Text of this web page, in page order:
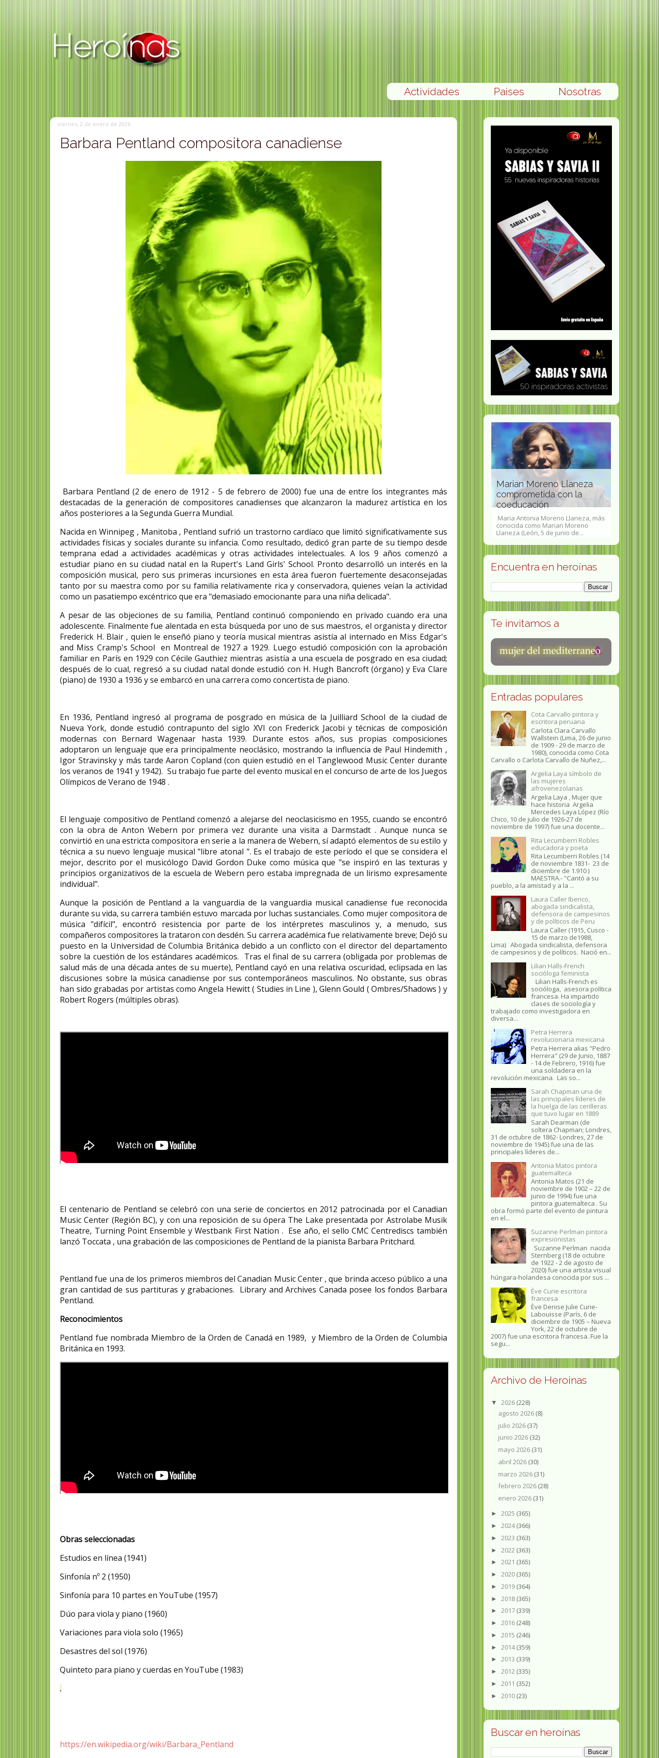
Nosotras
Paises
Actividades
viernes, 2 de enero de 2026
Barbara Pentland compositora canadiense
Barbara Pentland (2 de enero de 1912 - 5 de febrero de 2000) fue una de entre los integrantes más
destacadas de la generación de compositores canadienses que alcanzaron la madurez artística en los
años posteriores a la Segunda Guerra Mundial.
Nacida en Winnipeg , Manitoba , Pentland sufrió un trastorno cardíaco que limitó significativamente sus
actividades físicas y sociales durante su infancia. Como resultado, dedicó gran parte de su tiempo desde
temprana edad a actividades académicas y otras actividades intelectuales. A los 9 años comenzó a
estudiar piano en su ciudad natal en la Rupert's Land Girls' School. Pronto desarrolló un interés en la
composición musical, pero sus primeras incursiones en esta área fueron fuertemente desaconsejadas
tanto por su maestra como por su familia relativamente rica y conservadora, quienes veían la actividad
como un pasatiempo excéntrico que era "demasiado emocionante para una niña delicada".
A pesar de las objeciones de su familia, Pentland continuó componiendo en privado cuando era una
adolescente. Finalmente fue alentada en esta búsqueda por uno de sus maestros, el organista y director
Frederick H. Blair , quien le enseñó piano y teoría musical mientras asistía al internado en Miss Edgar's
and Miss Cramp's School en Montreal de 1927 a 1929. Luego estudió composición con la aprobación
familiar en París en 1929 con Cécile Gauthiez mientras asistía a una escuela de posgrado en esa ciudad;
después de lo cual, regresó a su ciudad natal donde estudió con H. Hugh Bancroft (órgano) y Eva Clare
(piano) de 1930 a 1936 y se embarcó en una carrera como concertista de piano.
En 1936, Pentland ingresó al programa de posgrado en música de la Juilliard School de la ciudad de
Nueva York, donde estudió contrapunto del siglo XVI con Frederick Jacobi y técnicas de composición
modernas con Bernard Wagenaar hasta 1939. Durante estos años, sus propias composiciones
adoptaron un lenguaje que era principalmente neoclásico, mostrando la influencia de Paul Hindemith ,
Igor Stravinsky y más tarde Aaron Copland (con quien estudió en el Tanglewood Music Center durante
los veranos de 1941 y 1942). Su trabajo fue parte del evento musical en el concurso de arte de los Juegos
Olímpicos de Verano de 1948 .
El lenguaje compositivo de Pentland comenzó a alejarse del neoclasicismo en 1955, cuando se encontró
con la obra de Anton Webern por primera vez durante una visita a Darmstadt . Aunque nunca se
convirtió en una estricta compositora en serie a la manera de Webern, sí adaptó elementos de su estilo y
técnica a su nuevo lenguaje musical "libre atonal ". Es el trabajo de este período el que se considera el
mejor, descrito por el musicólogo David Gordon Duke como música que "se inspiró en las texturas y
principios organizativos de la escuela de Webern pero estaba impregnada de un lirismo expresamente
individual".
Aunque la posición de Pentland a la vanguardia de la vanguardia musical canadiense fue reconocida
durante su vida, su carrera también estuvo marcada por luchas sustanciales. Como mujer compositora de
música "difícil", encontró resistencia por parte de los intérpretes masculinos y, a menudo, sus
compañeros compositores la trataron con desdén. Su carrera académica fue relativamente breve; Dejó su
puesto en la Universidad de Columbia Británica debido a un conflicto con el director del departamento
sobre la cuestión de los estándares académicos. Tras el final de su carrera (obligada por problemas de
salud más de una década antes de su muerte), Pentland cayó en una relativa oscuridad, eclipsada en las
discusiones sobre la música canadiense por sus contemporáneos masculinos. No obstante, sus obras
han sido grabadas por artistas como Angela Hewitt ( Studies in Line ), Glenn Gould ( Ombres/Shadows ) y
Robert Rogers (múltiples obras).
El centenario de Pentland se celebró con una serie de conciertos en 2012 patrocinada por el Canadian
Music Center (Región BC), y con una reposición de su ópera The Lake presentada por Astrolabe Musik
Theatre, Turning Point Ensemble y Westbank First Nation . Ese año, el sello CMC Centrediscs también
lanzó Toccata , una grabación de las composiciones de Pentland de la pianista Barbara Pritchard.
Pentland fue una de los primeros miembros del Canadian Music Center , que brinda acceso público a una
gran cantidad de sus partituras y grabaciones. Library and Archives Canada posee los fondos Barbara
Pentland.
Reconocimientos
Pentland fue nombrada Miembro de la Orden de Canadá en 1989, y Miembro de la Orden de Columbia
Británica en 1993.
Obras seleccionadas
Estudios en línea (1941)
Sinfonía nº 2 (1950)
Sinfonía para 10 partes en YouTube (1957)
Dúo para viola y piano (1960)
Variaciones para viola solo (1965)
Desastres del sol (1976)
Quinteto para piano y cuerdas en YouTube (1983)
.
https://en.wikipedia.org/wiki/Barbara_Pentland
María Martínez ceramista
Martinez ( San Ildefonso...
Princesa de Asturias de las
Letras
marzo 1942) es una poeta,...
Marian Moreno Llaneza
comprometida con la
coeducación
Maria Antonia Moreno Llaneza, más
conocida como Marian Moreno
Llaneza (León, 5 de junio de...
Encuentra en heroínas
Te invitamos a
Entradas populares
Cota Carvallo pintora y
escritora peruana
Carlota Clara Carvallo
Wallstein (Lima, 26 de junio
de 1909 - 29 de marzo de
1980), conocida como Cota
Carvallo o Carlota Carvallo de Nuñez,...
Argelia Laya símbolo de
las mujeres
afrovenezolanas
Argelia Laya , Mujer que
hace historia Argelia
Mercedes Laya López (Río
Chico, 10 de julio de 1926-27 de
noviembre de 1997) fue una docente...
Rita Lecumberri Robles
educadora y poeta
Rita Lecumberri Robles (14
de noviembre 1831- 23 de
diciembre de 1.910 )
MAESTRA.- "Cantó a su
pueblo, a la amistad y a la ...
Laura Caller Iberico,
abogada sindicalista,
defensora de campesinos
y de políticos de Peru
Laura Caller (1915, Cusco -
15 de marzo de1988,
Lima) Abogada sindicalista, defensora
de campesinos y de políticos. Nació en...
Lilian Halls-French
socióloga feminista
Lilian Halls-French es
socióloga, asesora política
francesa. Ha impartido
clases de sociología y
trabajado como investigadora en
diversa...
Petra Herrera
revolucionaria mexicana
Petra Herrera alias "Pedro
Herrera" (29 de Junio, 1887
- 14 de Febrero, 1916) fue
una soldadera en la
revolución mexicana. Las so...
Sarah Chapman una de
las principales líderes de
la huelga de las cerilleras
que tuvo lugar en 1889
Sarah Dearman (de
soltera Chapman; Londres,
31 de octubre de 1862​- Londres, 27 de
noviembre de 1945)​ fue una de las
principales líderes de...
Antonia Matos pintora
guatemalteca
Antonia Matos (21 de
noviembre de 1902 – 22 de
junio de 1994) fue una
pintora guatemalteca . Su
obra formó parte del evento de pintura
en el...
Suzanne Perlman pintora
expresionistas
Suzanne Perlman nacida
Sternberg (18 de octubre
de 1922 - 2 de agosto de
2020) fue una artista visual
húngara-holandesa conocida por sus ...
Ève Curie escritora
francesa
Ève Denise Julie Curie-
Labouisse (París, 6 de
diciembre de 1905 – Nueva
York, 22 de octubre de
2007) fue una escritora francesa. Fue la
segu...
Archivo de Heroinas
▼ 2026 (228)
agosto 2026 (8)
julio 2026 (37)
junio 2026 (32)
mayo 2026 (31)
abril 2026 (30)
marzo 2026 (31)
febrero 2026 (28)
enero 2026 (31)
► 2025 (365)
► 2024(366)
► 2023 (363)
► 2022 (363)
► 2021 (365)
► 2020 (365)
► 2019 (364)
► 2018 (365)
► 2017 (339)
► 2016 (248)
► 2015 (246)
► 2014(359)
► 2013 (339)
► 2012 (335)
► 2011 (352)
► 2010 (23)
Buscar en heroínas